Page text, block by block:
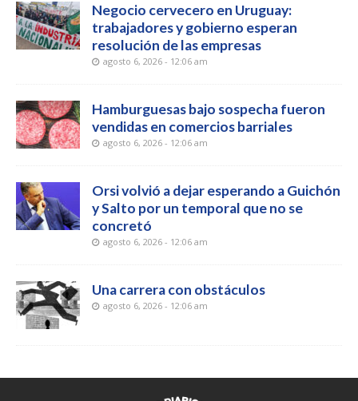
Negocio cervecero en Uruguay:
trabajadores y gobierno esperan
resolución de las empresas
agosto 6, 2026 - 12:06 am
Hamburguesas bajo sospecha fueron
vendidas en comercios barriales
agosto 6, 2026 - 12:06 am
Orsi volvió a dejar esperando a Guichón
y Salto por un temporal que no se
concretó
agosto 6, 2026 - 12:06 am
Una carrera con obstáculos
agosto 6, 2026 - 12:06 am